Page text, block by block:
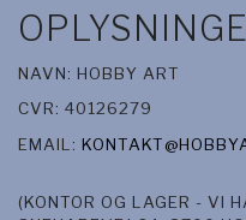
NAVN: HOBBY ART
CVR: 40126279
EMAIL:
(KONTOR OG LAGER - VI